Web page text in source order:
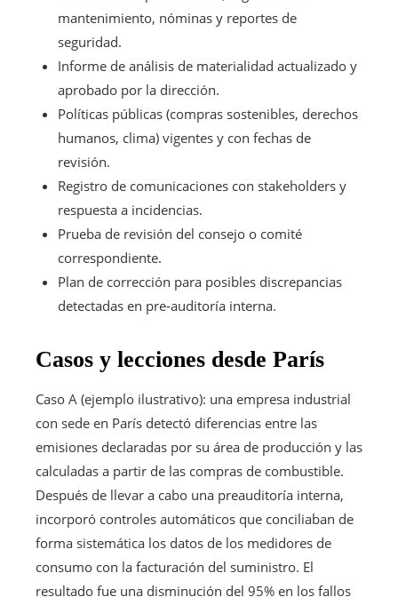
mantenimiento, nóminas y reportes de
seguridad.
Informe de análisis de materialidad actualizado y
aprobado por la dirección.
Políticas públicas (compras sostenibles, derechos
humanos, clima) vigentes y con fechas de
revisión.
Registro de comunicaciones con stakeholders y
respuesta a incidencias.
Prueba de revisión del consejo o comité
correspondiente.
Plan de corrección para posibles discrepancias
detectadas en pre-auditoría interna.
Casos y lecciones desde París
Caso A (ejemplo ilustrativo): una empresa industrial
con sede en París detectó diferencias entre las
emisiones declaradas por su área de producción y las
calculadas a partir de las compras de combustible.
Después de llevar a cabo una preauditoría interna,
incorporó controles automáticos que conciliaban de
forma sistemática los datos de los medidores de
consumo con la facturación del suministro. El
resultado fue una disminución del 95% en los fallos